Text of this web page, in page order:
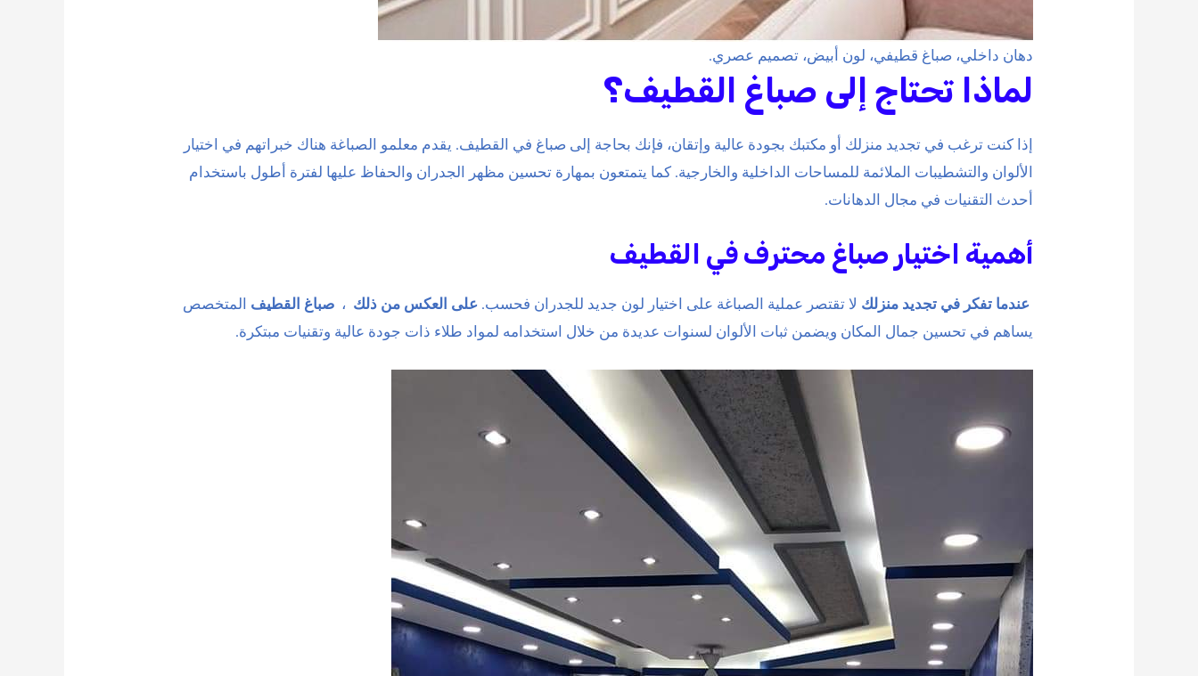
دهان داخلي، صباغ قطيفي، لون أبيض، تصميم عصري.
لماذا تحتاج إلى صباغ القطيف؟
إذا كنت ترغب في تجديد منزلك أو مكتبك بجودة عالية وإتقان، فإنك بحاجة إلى صباغ في القطيف. يقدم معلمو الصباغة هناك خبراتهم في اختيار
الألوان والتشطيبات الملائمة للمساحات الداخلية والخارجية. كما يتمتعون بمهارة تحسين مظهر الجدران والحفاظ عليها لفترة أطول باستخدام
أحدث التقنيات في مجال الدهانات.
أهمية اختيار صباغ محترف في القطيف
عندما تفكر في تجديد منزلك لا تقتصر عملية الصباغة على اختيار لون جديد للجدران فحسب. على العكس من ذلك ، صباغ القطيف المتخصص
يساهم في تحسين جمال المكان ويضمن ثبات الألوان لسنوات عديدة من خلال استخدامه لمواد طلاء ذات جودة عالية وتقنيات مبتكرة.